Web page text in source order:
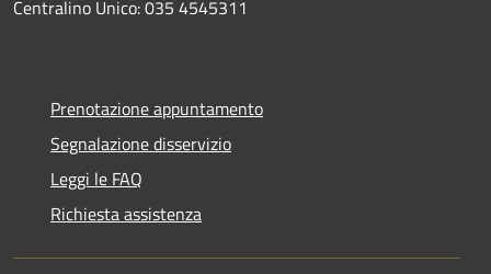
Centralino Unico: 035 4545311
Prenotazione appuntamento
Segnalazione disservizio
Leggi le FAQ
Richiesta assistenza